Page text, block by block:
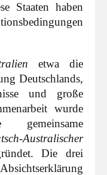
Staaten haben
etwa die
Deutschlands,
und große
wurde
Australischer
Die drei